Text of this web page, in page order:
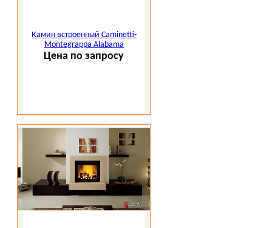
Камин встроенный Caminetti-
Montegrappa Alabama
Цена по запросу